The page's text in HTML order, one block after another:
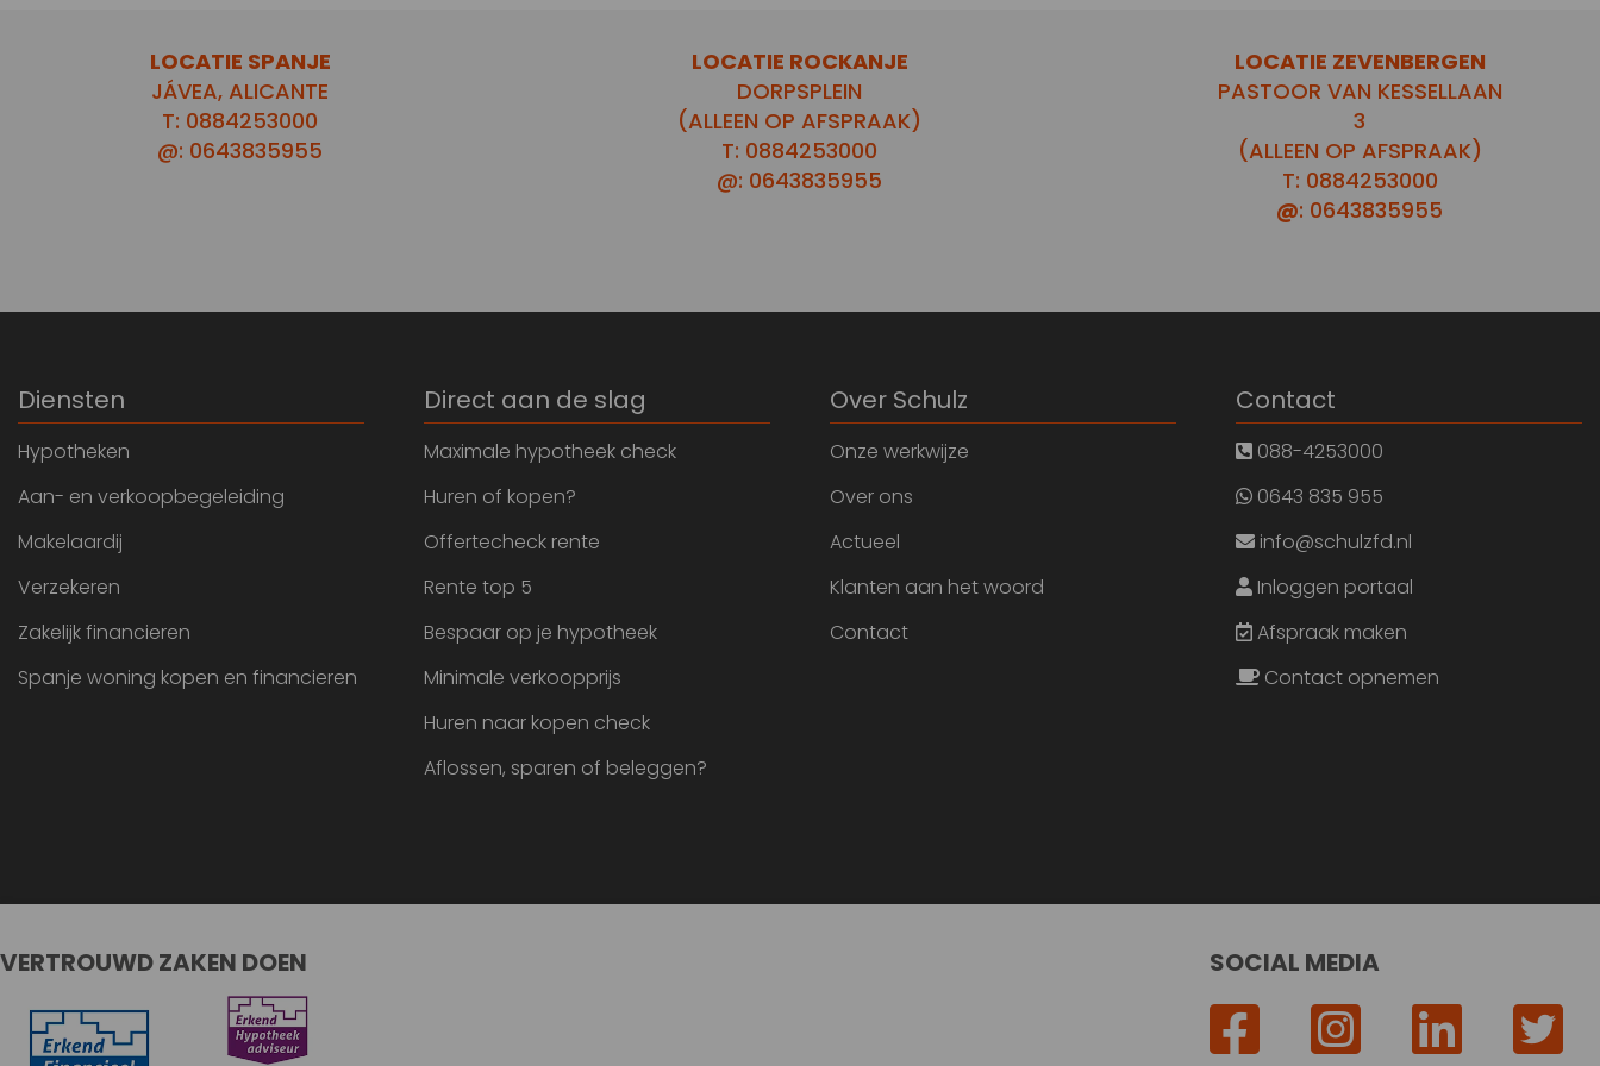
LOCATIE SPANJE
JÁVEA, ALICANTE
T: 0884253000
@: 0643835955
LOCATIE ROCKANJE
DORPSPLEIN
(ALLEEN OP AFSPRAAK)
T: 0884253000
@: 0643835955
LOCATIE ZEVENBERGEN
PASTOOR VAN KESSELLAAN
3
(ALLEEN OP AFSPRAAK)
T: 0884253000
@: 0643835955
Diensten
Hypotheken
Aan- en verkoopbegeleiding
Makelaardij
Verzekeren
Zakelijk financieren
Spanje woning kopen en financieren
Direct aan de slag
Maximale hypotheek check
Huren of kopen?
Offertecheck rente
Rente top 5
Bespaar op je hypotheek
Minimale verkoopprijs
Huren naar kopen check
Aflossen, sparen of beleggen?
Over Schulz
Onze werkwijze
Over ons
Actueel
Klanten aan het woord
Contact
Contact
088-4253000
0643 835 955
info@schulzfd.nl
Inloggen portaal
Afspraak maken
Contact opnemen
VERTROUWD ZAKEN DOEN SOCIAL MEDIA